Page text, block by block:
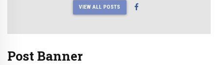
VIEW ALL POSTS
Post Banner